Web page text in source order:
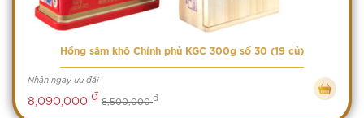
Hồng sâm khô Chính phủ KGC 300g số 30 (19 củ)
Nhận ngay ưu đãi
8,090,000 đ 8,500,000đ